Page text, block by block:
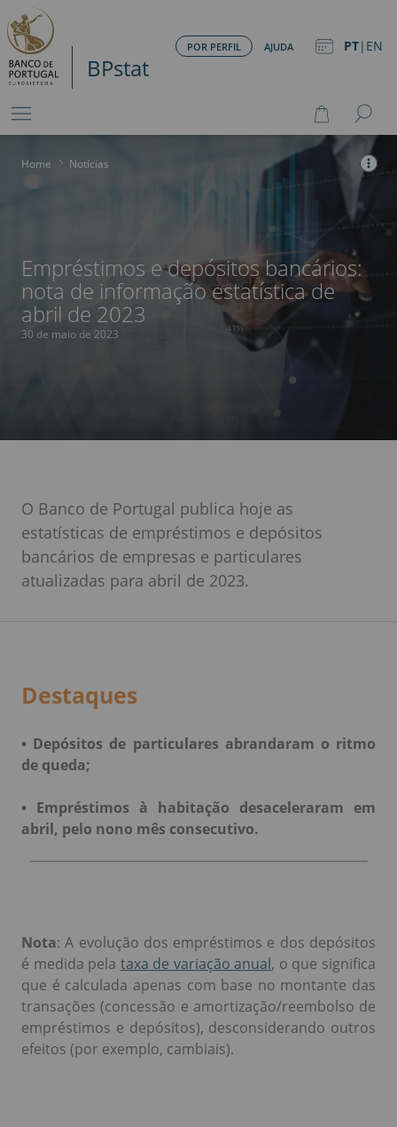
BPstat
PT| EN
POR PERFIL AJUDA
Home > Notícias
Empréstimos e depósitos bancários:
nota de informação estatística de
abril de 2023
30 de maio de 2023
O Banco de Portugal publica hoje as
estatísticas de empréstimos e depósitos
bancários de empresas e particulares
atualizadas para abril de 2023.
Destaques
• Depósitos de particulares abrandaram o ritmo
de queda;
• Empréstimos à habitação desaceleraram em
abril, pelo nono mês consecutivo.
Nota: A evolução dos empréstimos e dos depósitos
é medida pela taxa de variação anual, o que significa
que é calculada apenas com base no montante das
transações (concessão e amortização/reembolso de
empréstimos e depósitos), desconsiderando outros
efeitos (por exemplo, cambiais).